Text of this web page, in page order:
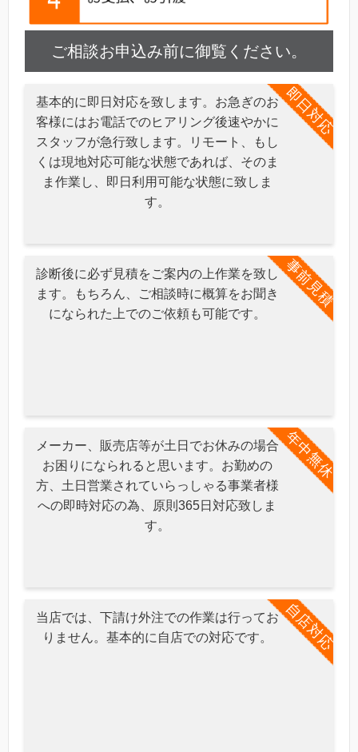
ご相談お申込み前に御覧ください。
即日対応
基本的に即日対応を致します。お急ぎのお
客様にはお電話でのヒアリング後速やかに
スタッフが急行致します。リモート、もし
くは現地対応可能な状態であれば、そのま
ま作業し、即日利用可能な状態に致しま
す。
事前見積
診断後に必ず見積をご案内の上作業を致し
ます。もちろん、ご相談時に概算をお聞き
になられた上でのご依頼も可能です。
年中無休
メーカー、販売店等が土日でお休みの場合
お困りになられると思います。お勤めの
方、土日営業されていらっしゃる事業者様
への即時対応の為、原則365日対応致しま
す。
自店対応
当店では、下請け外注での作業は行ってお
りません。基本的に自店での対応です。